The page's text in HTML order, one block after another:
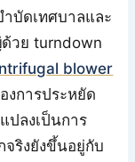
บัดเทศบาลและ
วย turndown
blower
งการประหยัด
ปลงเป็นการ
ริงยังขึ้นอยู่กับ